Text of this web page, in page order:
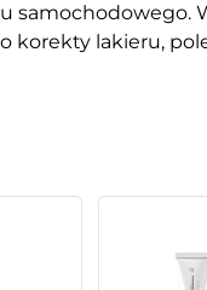
samochodowego.
korekty lakieru,